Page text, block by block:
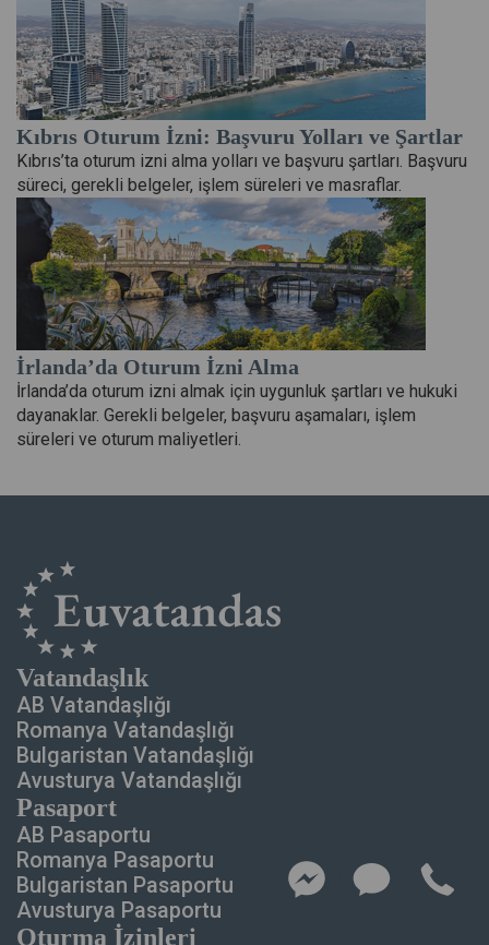
Kıbrıs Oturum İzni: Başvuru Yolları ve Şartlar
Kıbrıs’ta oturum izni alma yolları ve başvuru şartları. Başvuru
süreci, gerekli belgeler, işlem süreleri ve masraflar.
İrlanda’da Oturum İzni Alma
İrlanda’da oturum izni almak için uygunluk şartları ve hukuki
dayanaklar. Gerekli belgeler, başvuru aşamaları, işlem
süreleri ve oturum maliyetleri.
Vatandaşlık
AB Vatandaşlığı
Romanya Vatandaşlığı
Bulgaristan Vatandaşlığı
Avusturya Vatandaşlığı
Pasaport
AB Pasaportu
Romanya Pasaportu
Bulgaristan Pasaportu
Avusturya Pasaportu
Oturma İzinleri